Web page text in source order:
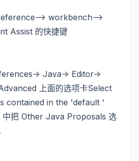
> workbench-->
Assist 的快捷键
> Java-> Editor->
上面的选项卡Select
contained in the 'default '
把 Other Java Proposals 选